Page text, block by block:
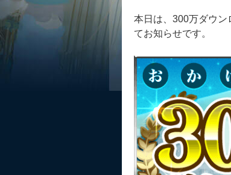
本日は、300万ダウン
てお知らせです。